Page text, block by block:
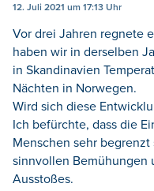
12. Juli 2021 um 17:13 Uhr
Vor drei Jahren regnete
haben wir in derselben
in Skandinavien
Nächten in Norwegen.
Wird sich diese
Ich befürchte, dass die
Menschen sehr
sinnvollen Bemühungen
Ausstoßes.